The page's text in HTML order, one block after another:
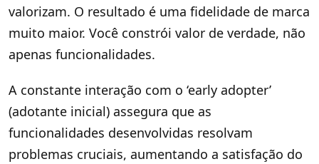
valorizam. O resultado é uma fidelidade de marca
muito maior. Você constrói valor de verdade, não
apenas funcionalidades.
A constante interação com o ‘early adopter’
(adotante inicial) assegura que as
funcionalidades desenvolvidas resolvam
problemas cruciais, aumentando a satisfação do